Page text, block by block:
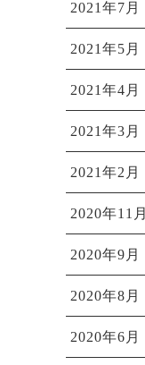
2021年7月
2021年5月
2021年4月
2021年3月
2021年2月
2020年11月
2020年9月
2020年8月
2020年6月